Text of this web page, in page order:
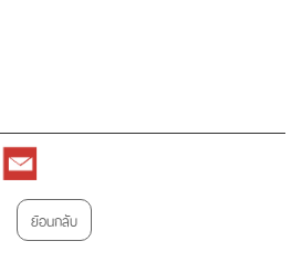
Email
ย้อนกลับ